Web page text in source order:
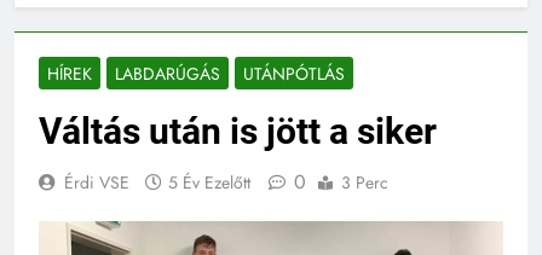
HÍREK LABDARÚGÁS UTÁNPÓTLÁS
Váltás után is jött a siker
Érdi VSE 5 Év Ezelőtt 0 3 Perc